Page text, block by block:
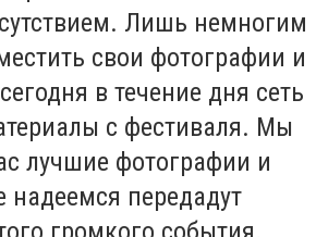
Лишь немногим
свои фотографии и
в течение дня сеть
с фестиваля. Мы
лучшие фотографии и
надеемся передадут